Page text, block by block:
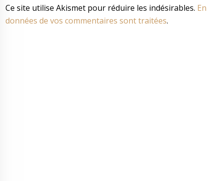
Ce site utilise Akismet pour réduire les indésirables.
données de vos commentaires sont traitées.